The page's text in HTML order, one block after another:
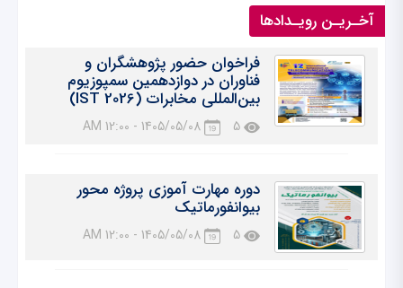
آخـریـن رویـدادها
فراخوان حضور پژوهشگران و
فناوران در دوازدهمین سمپوزیوم
بین‌المللی مخابرات (IST 2026)
5
1405/05/08 - 12:00 AM
دوره مهارت آموزی پروژه محور
بیوانفورماتیک
5
1405/05/08 - 12:00 AM